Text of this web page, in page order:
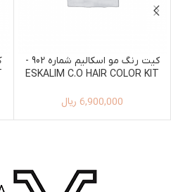
کیت رنگ مو اسکالیم شماره 902 -
ESKALIM C.O HAIR COLOR KIT
6,900,000 ریال